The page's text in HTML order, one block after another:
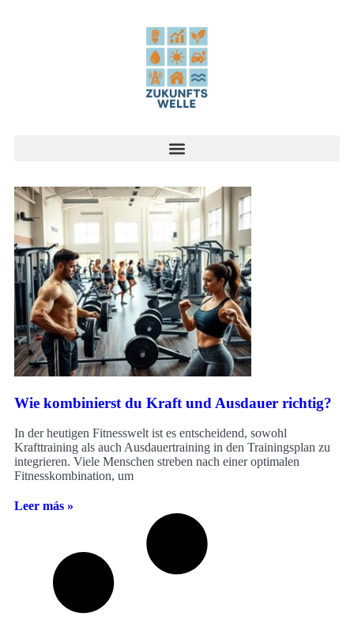
Wie kombinierst du Kraft und Ausdauer richtig?
In der heutigen Fitnesswelt ist es entscheidend, sowohl
Krafttraining als auch Ausdauertraining in den Trainingsplan zu
integrieren. Viele Menschen streben nach einer optimalen
Fitnesskombination, um
Leer más »